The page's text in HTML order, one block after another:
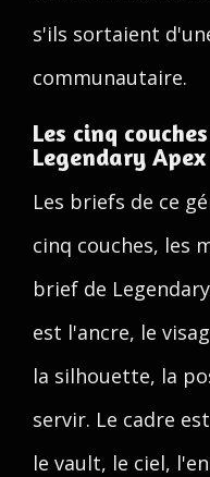
s'ils sortaient
communautaire.
Les cinq
Legendary Apex
Les briefs de ce
cinq couches, les
brief de
est l'ancre, le
la silhouette, la
servir. Le cadre
le vault, le ciel,